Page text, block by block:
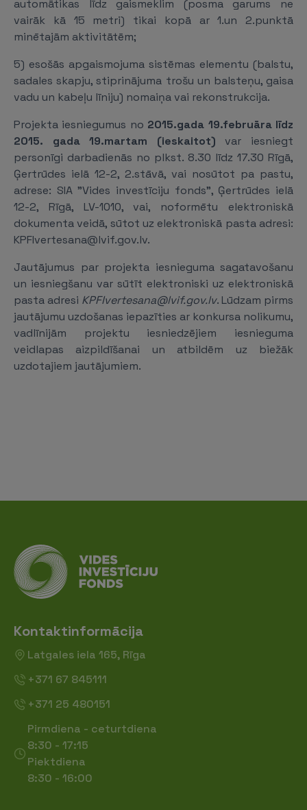
automātikas līdz gaismeklim (posma garums ne
vairāk kā 15 metri) tikai kopā ar 1.un 2.punktā
minētajām aktivitātēm;
5) esošās apgaismojuma sistēmas elementu (balstu,
sadales skapju, stiprinājuma trošu un balsteņu, gaisa
vadu un kabeļu līniju) nomaiņa vai rekonstrukcija.
Projekta iesniegumus no 2015.gada 19.februāra līdz
2015. gada 19.martam (ieskaitot) var iesniegt
personīgi darbadienās no plkst. 8.30 līdz 17.30 Rīgā,
Ģertrūdes ielā 12-2, 2.stāvā, vai nosūtot pa pastu,
adrese: SIA "Vides investīciju fonds", Ģertrūdes ielā
12-2, Rīgā, LV-1010, vai, noformētu elektroniskā
dokumenta veidā, sūtot uz elektroniskā pasta adresi:
KPFIvertesana@lvif.gov.lv.
Jautājumus par projekta iesnieguma sagatavošanu
un iesniegšanu var sūtīt elektroniski uz elektroniskā
pasta adresi KPFIvertesana@lvif.gov.lv. Lūdzam pirms
jautājumu uzdošanas iepazīties ar konkursa nolikumu,
vadlīnijām projektu iesniedzējiem iesnieguma
veidlapas aizpildīšanai un atbildēm uz biežāk
uzdotajiem jautājumiem.
Kontaktinformācija
Latgales iela 165, Rīga
+371 67 845111
+371 25 480151
Pirmdiena - ceturtdiena
8:30 - 17:15
Piektdiena
8:30 - 16:00